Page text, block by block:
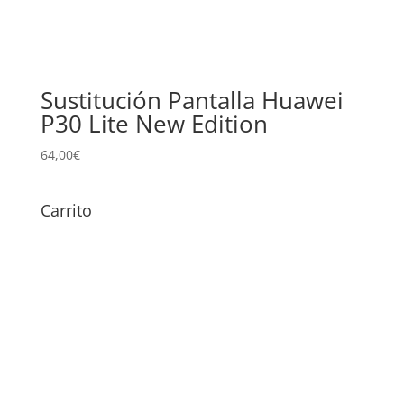
Sustitución Pantalla Huawei
P30 Lite New Edition
64,00€
Carrito